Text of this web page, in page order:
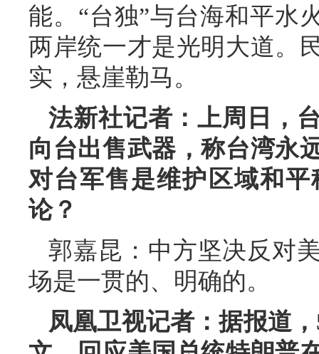
能。“台独”与台海和平水
两岸统一才是光明大道。
实，悬崖勒马。
法新社记者：上周日，
向台出售武器，称台湾永
对台军售是维护区域和
论？
郭嘉昆：中方坚决反对
场是一贯的、明确的。
凤凰卫视记者：据报道